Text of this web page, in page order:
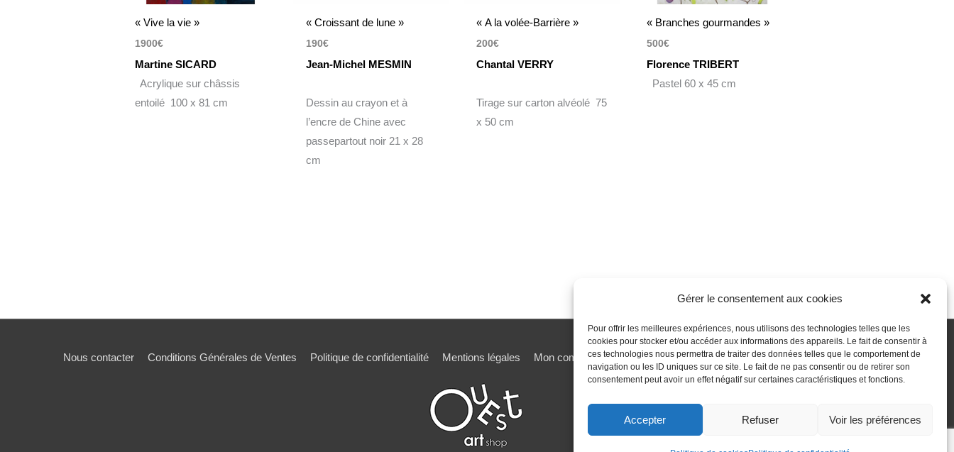
Gérer le consentement aux cookies
Pour offrir les meilleures expériences, nous utilisons des technologies telles que les
cookies pour stocker et/ou accéder aux informations des appareils. Le fait de consentir à
ces technologies nous permettra de traiter des données telles que le comportement de
navigation ou les ID uniques sur ce site. Le fait de ne pas consentir ou de retirer son
consentement peut avoir un effet négatif sur certaines caractéristiques et fonctions.
Accepter Refuser Voir les préférences
« Vive la vie »
1900€
Martine SICARD
Acrylique sur châssis
entoilé 100 x 81 cm
« Croissant de lune »
190€
Jean-Michel MESMIN
Dessin au crayon et à
l’encre de Chine avec
passepartout noir 21 x 28
cm
« A la volée-Barrière »
200€
Chantal VERRY
Tirage sur carton alvéolé 75
x 50 cm
« Branches gourmandes »
500€
Florence TRIBERT
Pastel 60 x 45 cm
Nous contacter Conditions Générales de Ventes Politique de confidentialité Mentions légales Mon compte Mot de passe perdu Newsletter Politique de cookies (UE)